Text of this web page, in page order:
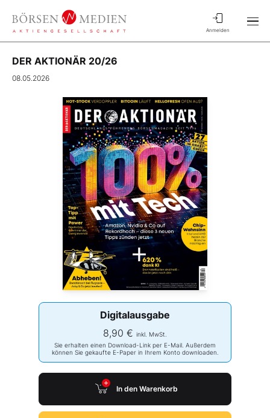
Anmelden
DER AKTIONÄR 20/26
08.05.2026
Digitalausgabe
8,90 € inkl. MwSt.
Sie erhalten einen Download-Link per E-Mail. Außerdem
können Sie gekaufte E-Paper in Ihrem Konto downloaden.
In den Warenkorb